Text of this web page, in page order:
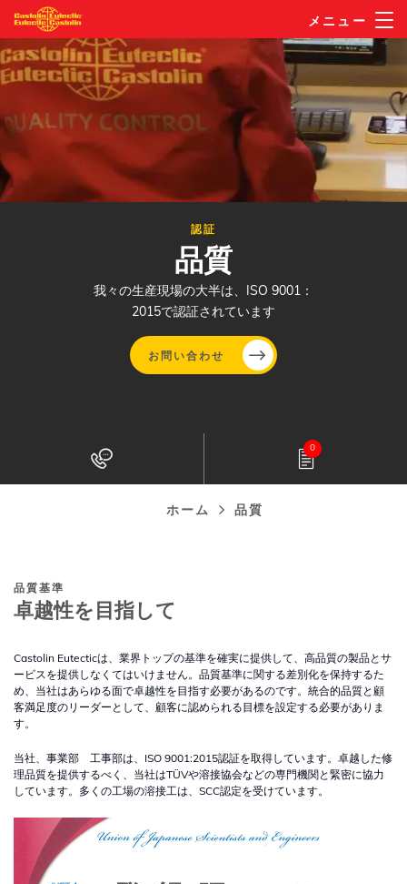
メ
イ
ン
コ
ン
ン
ツ
メニュー
認証
品質
我々の生産現場の大半は、ISO 9001：
2015で認証されています
お問い合わせ
ン
動
0
く
ず
ホーム 品質
品質基準
卓越性を目指して
Castolin Eutecticは、業界トップの基準を確実に提供して、高品質の製品とサ
ービスを提供しなくてはいけません。品質基準に関する差別化を保持するた
め、当社はあらゆる面で卓越性を目指す必要があるのです。統合的品質と顧
客満足度のリーダーとして、顧客に認められる目標を設定する必要がありま
す。
当社、事業部 工事部は、ISO 9001:2015認証を取得しています。卓越した修
理品質を提供するべく、当社はTÜVや溶接協会などの専門機関と緊密に協力
しています。多くの工場の溶接工は、SCC認定を受けています。